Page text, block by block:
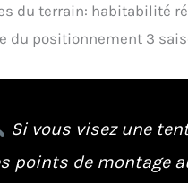
du terrain: habitabilité
du positionnement 3
Si vous visez une
points de montage